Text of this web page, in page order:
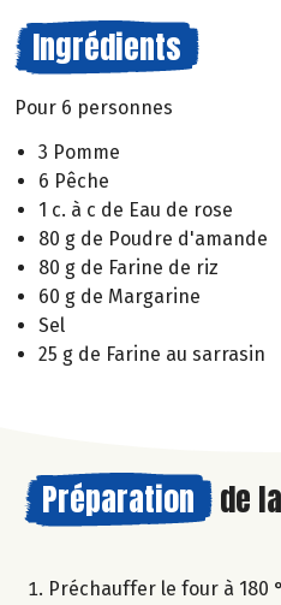
Ingrédients
Pour 6 personnes
3 Pomme
6 Pêche
1 c. à c de Eau de rose
80 g de Poudre d'amande
80 g de Farine de riz
60 g de Margarine
Sel
25 g de Farine au sarrasin
Préparation de la
Préchauffer le four à 180